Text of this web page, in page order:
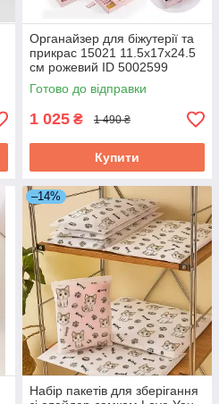
Органайзер для біжутерії та
прикрас 15021 11.5х17х24.5
см рожевий ID 5002599
Готово до відправки
1 025 ₴ 1 490 ₴
Купити
–14%
Набір пакетів для зберігання